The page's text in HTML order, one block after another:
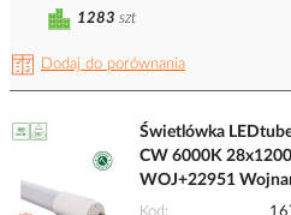
Dodaj do porównania
1283 szt
Świetlówka
CW 6000K 28x1200
WOJ+22951